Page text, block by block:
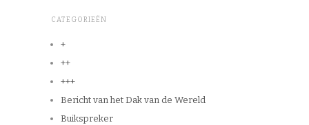
CATEGORIEËN
+
++
+++
Bericht van het Dak van de Wereld
Buikspreker